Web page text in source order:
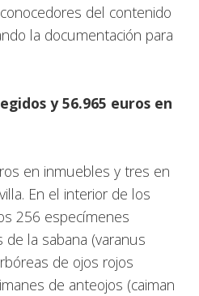
del contenido
la documentación para
y 56.965 euros en
en inmuebles y tres en
En el interior de los
256 especímenes
la sabana (varanus
de ojos rojos
de anteojos (caiman